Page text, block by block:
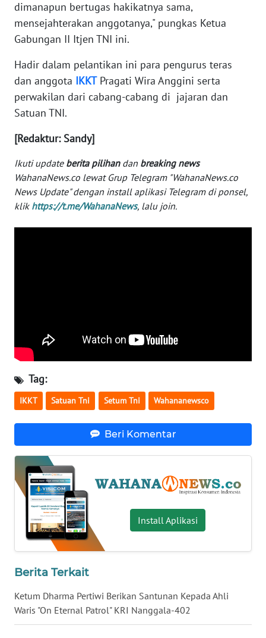
dimanapun bertugas hakikatnya sama,
mensejahterakan anggotanya," pungkas Ketua
Gabungan II Itjen TNI ini.
Hadir dalam pelantikan ini para pengurus teras
dan anggota IKKTPragati Wira Anggini serta
perwakilan dari cabang-cabang di jajaran dan
Satuan TNI.
[Redaktur: Sandy]
Ikuti update berita pilihandan breaking news
WahanaNews.co lewat Grup Telegram "WahanaNews.co
News Update" dengan install aplikasi Telegram di ponsel,
klik https://t.me/WahanaNews, lalu join.
Tag:
IKKT Satuan Tni Setum Tni Wahananewsco
Beri Komentar
Install Aplikasi
Berita Terkait
Ketum Dharma Pertiwi Berikan Santunan Kepada Ahli
Waris "On Eternal Patrol" KRI Nanggala-402
WN
PAPUA
BARAT
WN
RIAU
SERAMBI
WN
JAMBI
WN
SULTRA
WN
SULBAR
WN
BABEL
SUMBAR
WN
SUMSEL
WN
BENGKULU
WN
LAMPUNG
WN